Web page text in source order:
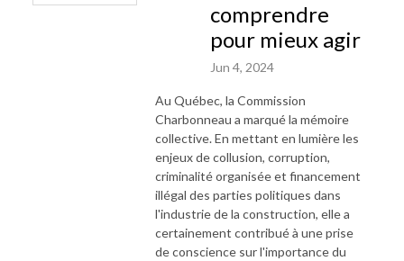
comprendre
pour mieux agir
Jun 4, 2024
Au Québec, la Commission
Charbonneau a marqué la mémoire
collective. En mettant en lumière les
enjeux de collusion, corruption,
criminalité organisée et financement
illégal des parties politiques dans
l'industrie de la construction, elle a
certainement contribué à une prise
de conscience sur l'importance du